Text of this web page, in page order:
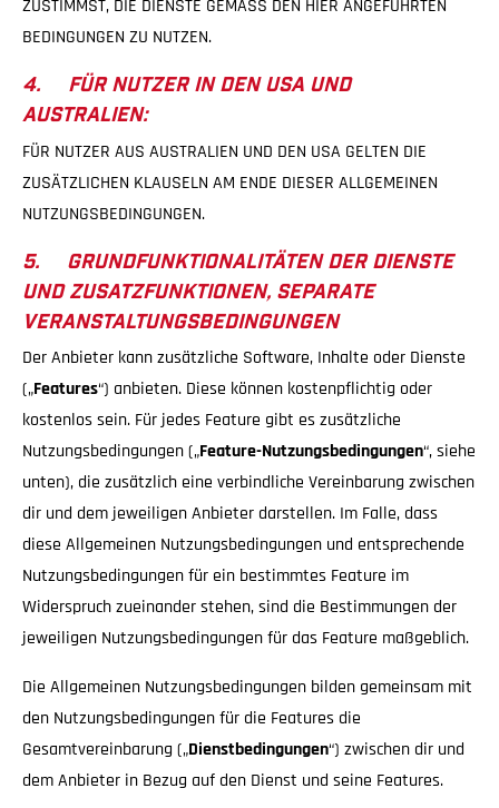
ZUSTIMMST, DIE DIENSTE GEMÄSS DEN HIER ANGEFÜHRTEN
BEDINGUNGEN ZU NUTZEN.
4. FÜR NUTZER IN DEN USA UND
AUSTRALIEN:
FÜR NUTZER AUS AUSTRALIEN UND DEN USA GELTEN DIE
ZUSÄTZLICHEN KLAUSELN AM ENDE DIESER ALLGEMEINEN
NUTZUNGSBEDINGUNGEN.
5. GRUNDFUNKTIONALITÄTEN DER DIENSTE
UND ZUSATZFUNKTIONEN, SEPARATE
VERANSTALTUNGSBEDINGUNGEN
Der Anbieter kann zusätzliche Software, Inhalte oder Dienste
(„Features“) anbieten. Diese können kostenpflichtig oder
kostenlos sein. Für jedes Feature gibt es zusätzliche
Nutzungsbedingungen („Feature-Nutzungsbedingungen“, siehe
unten), die zusätzlich eine verbindliche Vereinbarung zwischen
dir und dem jeweiligen Anbieter darstellen. Im Falle, dass
diese Allgemeinen Nutzungsbedingungen und entsprechende
Nutzungsbedingungen für ein bestimmtes Feature im
Widerspruch zueinander stehen, sind die Bestimmungen der
jeweiligen Nutzungsbedingungen für das Feature maßgeblich.
Die Allgemeinen Nutzungsbedingungen bilden gemeinsam mit
den Nutzungsbedingungen für die Features die
Gesamtvereinbarung („Dienstbedingungen“) zwischen dir und
dem Anbieter in Bezug auf den Dienst und seine Features.